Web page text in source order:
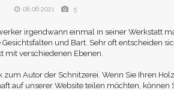
08.06.2021 5
irgendwann einmal in seiner Werkstatt
und Bart. Sehr oft entscheiden
mit verschiedenen Ebenen.
Autor der Schnitzerei. Wenn Sie Ihren
auf unserer Website teilen möchten, können